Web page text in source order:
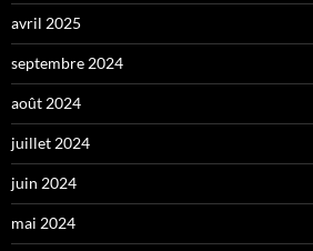
avril 2025
septembre 2024
août 2024
juillet 2024
juin 2024
mai 2024